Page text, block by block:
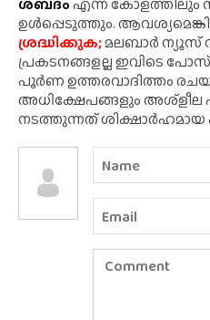
ശബ്‌ദംഎന്ന കോളത്തിലും
ഉൾപ്പെടുത്തും.
ശ്രദ്ധിക്കുക;മലബാർ ന്യൂസ്
പ്രകടനങ്ങളല്ല ഇവിടെ
പൂർണ ഉത്തരവാദിത്തം
അധിക്ഷേപങ്ങളും അശ്‌ളീല
നടത്തുന്നത് ശിക്ഷാർഹമായ